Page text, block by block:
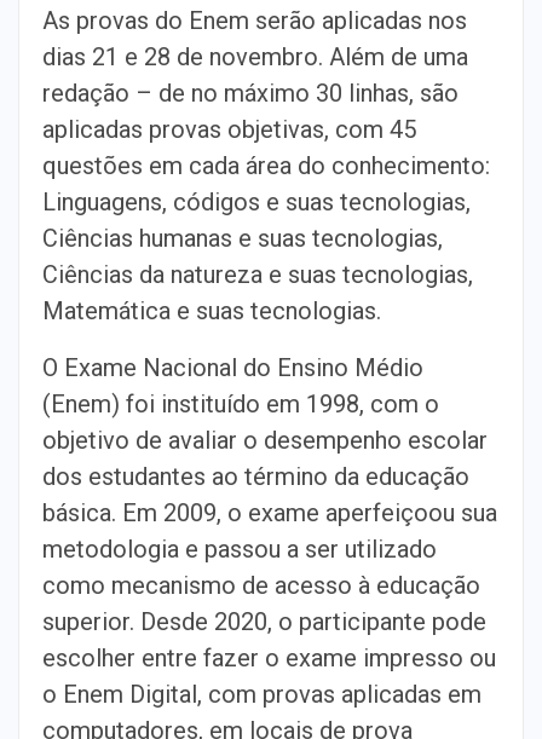
As provas do Enem serão aplicadas nos
dias 21 e 28 de novembro. Além de uma
redação – de no máximo 30 linhas, são
aplicadas provas objetivas, com 45
questões em cada área do conhecimento:
Linguagens, códigos e suas tecnologias,
Ciências humanas e suas tecnologias,
Ciências da natureza e suas tecnologias,
Matemática e suas tecnologias.
O Exame Nacional do Ensino Médio
(Enem) foi instituído em 1998, com o
objetivo de avaliar o desempenho escolar
dos estudantes ao término da educação
básica. Em 2009, o exame aperfeiçoou sua
metodologia e passou a ser utilizado
como mecanismo de acesso à educação
superior. Desde 2020, o participante pode
escolher entre fazer o exame impresso ou
o Enem Digital, com provas aplicadas em
computadores, em locais de prova